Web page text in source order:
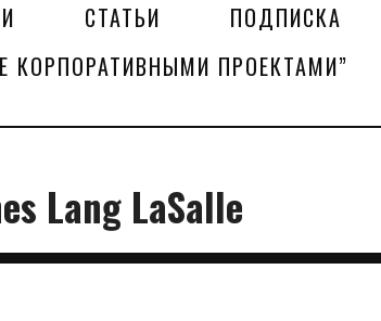
СТАТЬИ ПОДПИСКА
КОРПОРАТИВНЫМИ ПРОЕКТАМИ”
Lang LaSalle